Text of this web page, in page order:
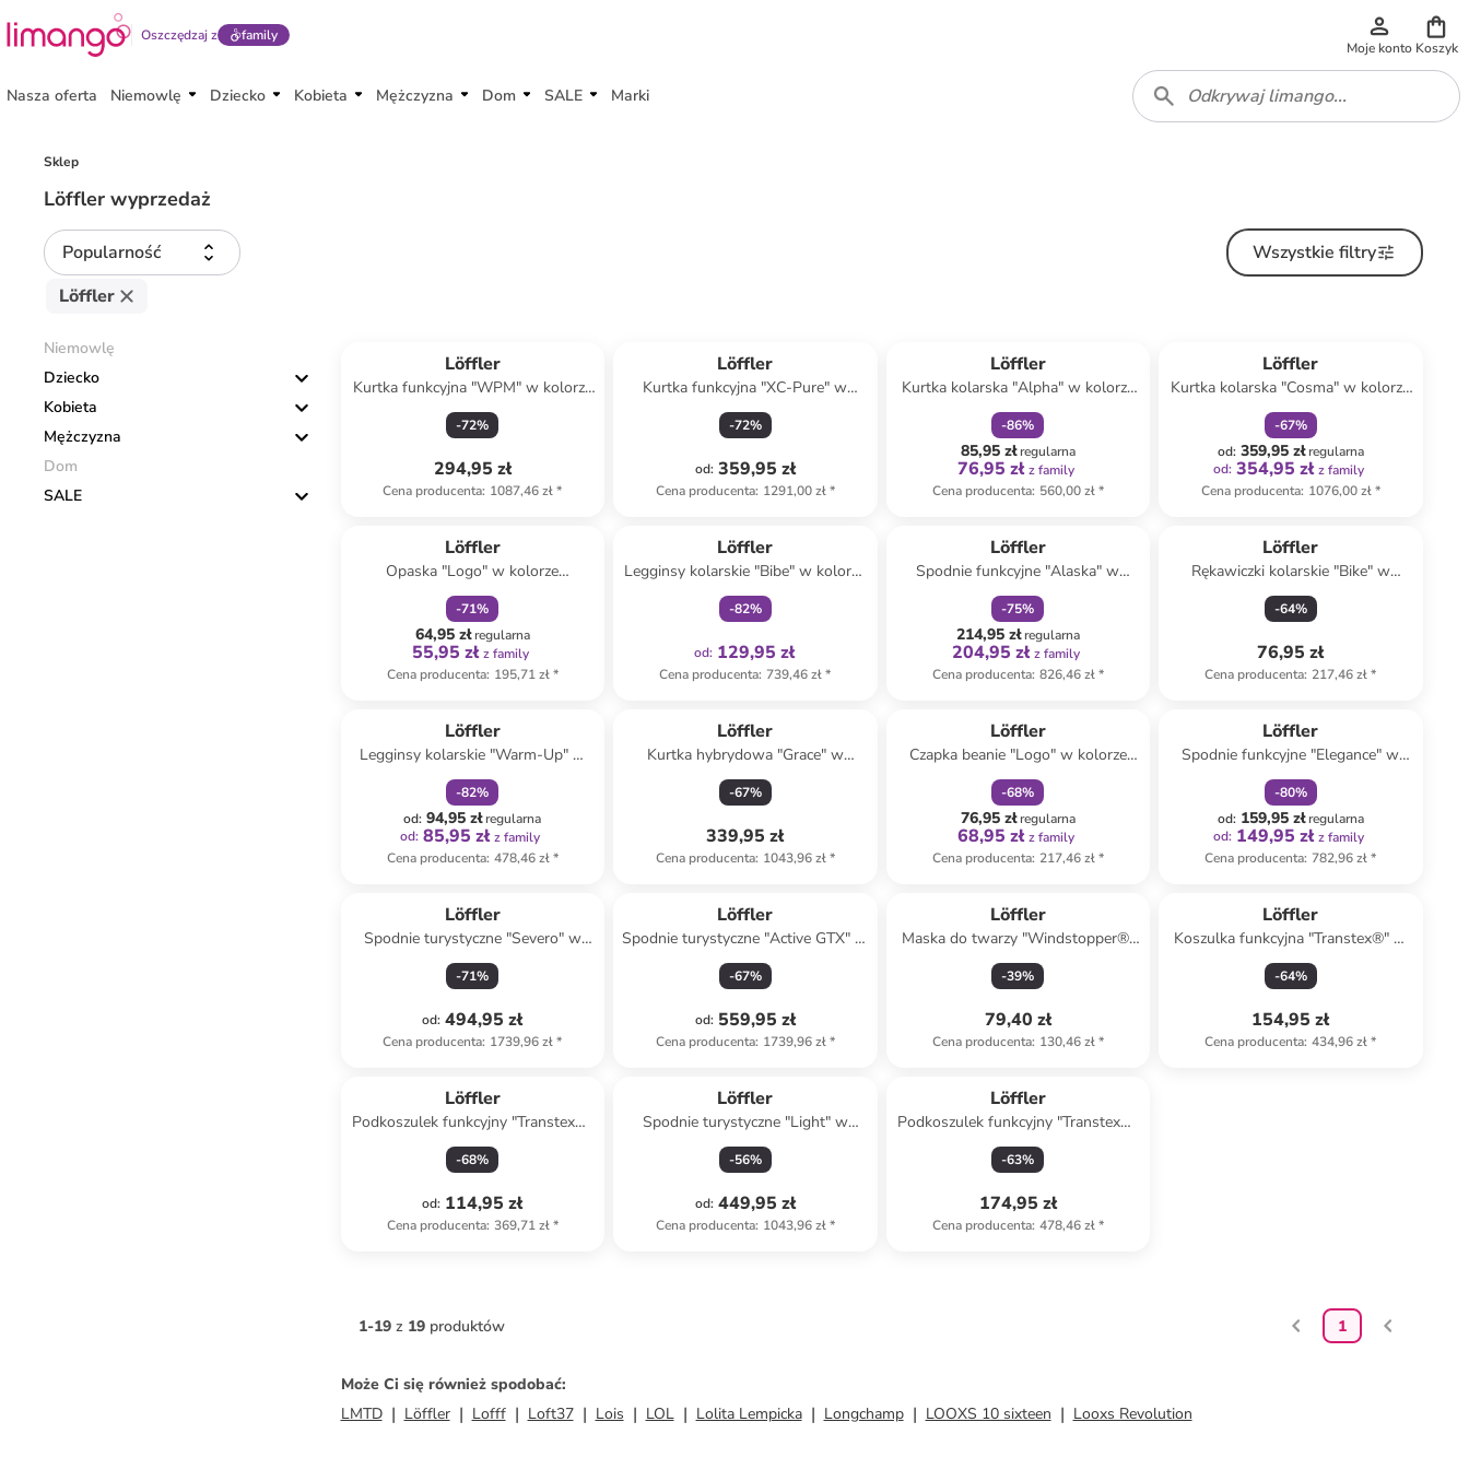
Oszczędzaj z family
Moje konto Koszyk
Nasza oferta Niemowlę Dziecko Kobieta Mężczyzna Dom SALE Marki
Sklep
Löffler wyprzedaż
Popularność
Wszystkie filtry
Löffler
Niemowlę
Dziecko
Kobieta
Mężczyzna
Dom
SALE
Löffler
Kurtka funkcyjna "WPM" w kolorze
szarym
-72%
294,95 zł
Cena producenta: 1087,46 zł*
Löffler
Kurtka funkcyjna "XC-Pure" w
kolorze turkusowym
-72%
od: 359,95 zł
Cena producenta: 1291,00 zł*
Löffler
Kurtka kolarska "Alpha" w kolorze
czerwonym
-86%
85,95 złregularna
76,95 zł z family
Cena producenta: 560,00 zł*
Löffler
Kurtka kolarska "Cosma" w kolorze
fioletowym
-67%
od: 359,95 złregularna
od: 354,95 zł z family
Cena producenta: 1076,00 zł*
Löffler
Opaska "Logo" w kolorze
czerwonym na czoło
-71%
64,95 złregularna
55,95 zł z family
Cena producenta: 195,71 zł*
Löffler
Legginsy kolarskie "Bibe" w kolorze
czarnym
-82%
od: 129,95 zł
Cena producenta: 739,46 zł*
Löffler
Spodnie funkcyjne "Alaska" w
kolorze czarnym
-75%
214,95 złregularna
204,95 zł z family
Cena producenta: 826,46 zł*
Löffler
Rękawiczki kolarskie "Bike" w
kolorze czarno-szarym
-64%
76,95 zł
Cena producenta: 217,46 zł*
Löffler
Legginsy kolarskie "Warm-Up" w
kolorze czarnym
-82%
od: 94,95 złregularna
od: 85,95 zł z family
Cena producenta: 478,46 zł*
Löffler
Kurtka hybrydowa "Grace" w
kolorze turkusowym
-67%
339,95 zł
Cena producenta: 1043,96 zł*
Löffler
Czapka beanie "Logo" w kolorze
czerwonym
-68%
76,95 złregularna
68,95 zł z family
Cena producenta: 217,46 zł*
Löffler
Spodnie funkcyjne "Elegance" w
kolorze białym
-80%
od: 159,95 złregularna
od: 149,95 zł z family
Cena producenta: 782,96 zł*
Löffler
Spodnie turystyczne "Severo" w
kolorze białym
-71%
od: 494,95 zł
Cena producenta: 1739,96 zł*
Löffler
Spodnie turystyczne "Active GTX" w
kolorze czerwonym
-67%
od: 559,95 zł
Cena producenta: 1739,96 zł*
Löffler
Maska do twarzy "Windstopper®"
w kolorze czarnym
-39%
79,40 zł
Cena producenta: 130,46 zł*
Löffler
Koszulka funkcyjna "Transtex®" w
kolorze czarnym
-64%
154,95 zł
Cena producenta: 434,96 zł*
Löffler
Podkoszulek funkcyjny "Transtex®"
w kolorze szarym
-68%
od: 114,95 zł
Cena producenta: 369,71 zł*
Löffler
Spodnie turystyczne "Light" w
kolorze niebieskim
-56%
od: 449,95 zł
Cena producenta: 1043,96 zł*
Löffler
Podkoszulek funkcyjny "Transtex®"
w kolorze szarym
-63%
174,95 zł
Cena producenta: 478,46 zł*
1-19 z 19 produktów 1
Może Ci się również spodobać:
LMTD
Löffler Lofff Loft37 Lois LOL Lolita Lempicka Longchamp LOOXS 10 sixteen Looxs Revolution